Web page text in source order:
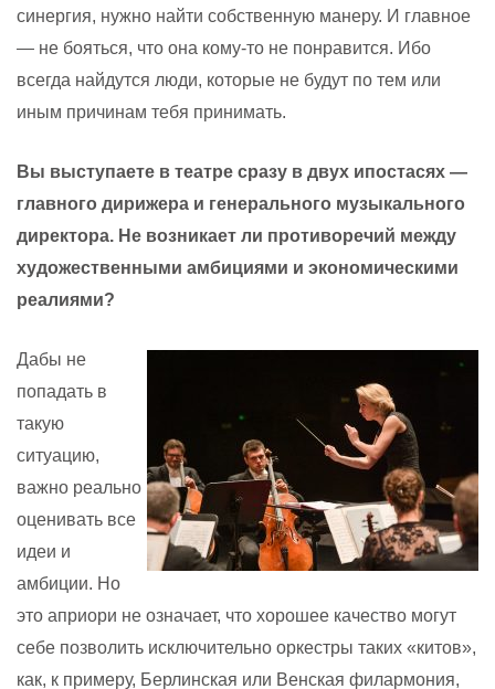
синергия, нужно найти собственную манеру. И главное
— не бояться, что она кому-то не понравится. Ибо
всегда найдутся люди, которые не будут по тем или
иным причинам тебя принимать.
Вы выступаете в театре сразу в двух ипостасях —
главного дирижера и генерального музыкального
директора. Не возникает ли противоречий между
художественными амбициями и экономическими
реалиями?
Дабы не
попадать в
такую
ситуацию,
важно реально
оценивать все
идеи и
амбиции. Но
это априори не означает, что хорошее качество могут
себе позволить исключительно оркестры таких «китов»,
как, к примеру, Берлинская или Венская филармония,